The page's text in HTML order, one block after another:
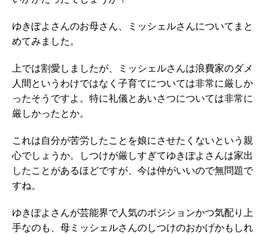
ゆきぽよさんのお母さん、ミッシェルさんについてまと
めてみました。
上では割愛しましたが、ミッシェルさんは浪費家のダメ
人間というわけではなく子育てについては非常に厳しか
ったそうですよ。特に礼儀とあいさつについては非常に
厳しかったとか。
これは自分が苦労したことを娘にさせたくないという親
心でしょうか。しつけが厳しすぎてゆきぽよさんは家出
したことがあるほどですが、今は仲がいいので無問題で
すね。
ゆきぽよさんが芸能界で人気のポジションかつ気配り上
手なのも、母ミッシェルさんのしつけのおかげかもしれ